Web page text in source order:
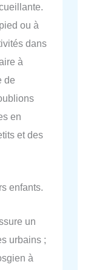
ou à
dans
à
de
en
et des
enfants.
un
urbains ;
à